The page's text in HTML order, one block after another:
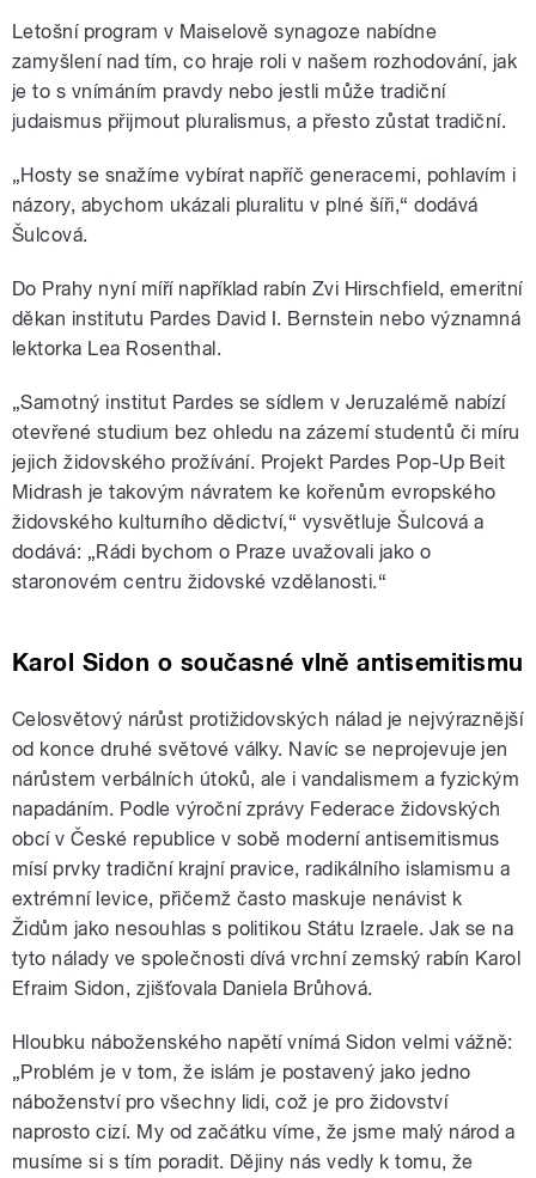
Letošní program v Maiselově synagoze nabídne
zamyšlení nad tím, co hraje roli v našem rozhodování, jak
je to s vnímáním pravdy nebo jestli může tradiční
judaismus přijmout pluralismus, a přesto zůstat tradiční.
„Hosty se snažíme vybírat napříč generacemi, pohlavím i
názory, abychom ukázali pluralitu v plné šíři,“ dodává
Šulcová.
Do Prahy nyní míří například rabín Zvi Hirschfield, emeritní
děkan institutu Pardes David I. Bernstein nebo významná
lektorka Lea Rosenthal.
„Samotný institut Pardes se sídlem v Jeruzalémě nabízí
otevřené studium bez ohledu na zázemí studentů či míru
jejich židovského prožívání. Projekt Pardes Pop-Up Beit
Midrash je takovým návratem ke kořenům evropského
židovského kulturního dědictví,“ vysvětluje Šulcová a
dodává: „Rádi bychom o Praze uvažovali jako o
staronovém centru židovské vzdělanosti.“
Karol Sidon o současné vlně antisemitismu
Celosvětový nárůst protižidovských nálad je nejvýraznější
od konce druhé světové války. Navíc se neprojevuje jen
nárůstem verbálních útoků, ale i vandalismem a fyzickým
napadáním. Podle výroční zprávy Federace židovských
obcí v České republice v sobě moderní antisemitismus
mísí prvky tradiční krajní pravice, radikálního islamismu a
extrémní levice, přičemž často maskuje nenávist k
Židům jako nesouhlas s politikou Státu Izraele. Jak se na
tyto nálady ve společnosti dívá vrchní zemský rabín Karol
Efraim Sidon, zjišťovala Daniela Brůhová.
Hloubku náboženského napětí vnímá Sidon velmi vážně:
„Problém je v tom, že islám je postavený jako jedno
náboženství pro všechny lidi, což je pro židovství
naprosto cizí. My od začátku víme, že jsme malý národ a
musíme si s tím poradit. Dějiny nás vedly k tomu, že